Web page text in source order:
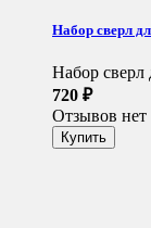
Набор сверл
Набор сверл
720 ₽
Отзывов нет